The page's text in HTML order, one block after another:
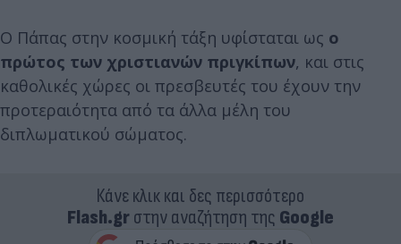
Ο Πάπας στην κοσμική τάξη υφίσταται ως ο
πρώτος των χριστιανών πριγκίπων, και στις
καθολικές χώρες οι πρεσβευτές του έχουν την
προτεραιότητα από τα άλλα μέλη του
διπλωματικού σώματος.
Κάνε κλικ και δες περισσότερο
Flash.grστην αναζήτηση της Google